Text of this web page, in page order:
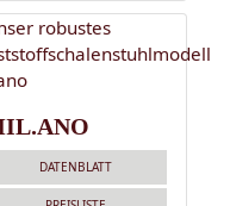
DATENBLATT